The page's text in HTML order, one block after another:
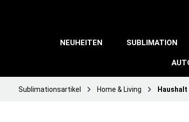
NEUHEITEN SUBLIMATION
Sublimationsartikel Home & Living Haushalt